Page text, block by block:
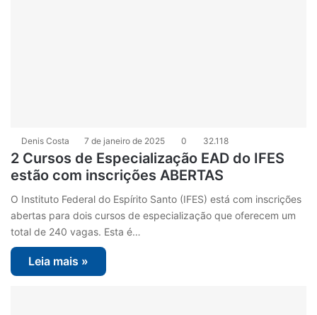
Denis Costa 7 de janeiro de 2025 0 32.118
2 Cursos de Especialização EAD do IFES
estão com inscrições ABERTAS
O Instituto Federal do Espírito Santo (IFES) está com inscrições
abertas para dois cursos de especialização que oferecem um
total de 240 vagas. Esta é…
Leia mais »